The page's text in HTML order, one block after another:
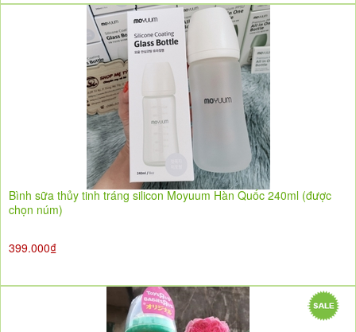
Bình sữa thủy tinh tráng silicon Moyuum Hàn Quốc 240ml (được
chọn núm)
399.000₫